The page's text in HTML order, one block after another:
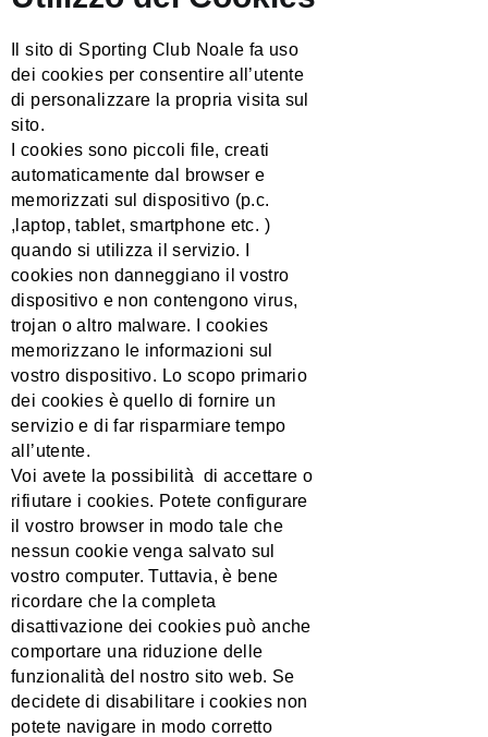
Il sito di Sporting Club Noale fa uso
dei cookies per consentire all’utente
di personalizzare la propria visita sul
sito.
I cookies sono piccoli file, creati
automaticamente dal browser e
memorizzati sul dispositivo (p.c.
,laptop, tablet, smartphone etc. )
quando si utilizza il servizio. I
cookies non danneggiano il vostro
dispositivo e non contengono virus,
trojan o altro malware. I cookies
memorizzano le informazioni sul
vostro dispositivo. Lo scopo primario
dei cookies è quello di fornire un
servizio e di far risparmiare tempo
all’utente.
Voi avete la possibilità di accettare o
rifiutare i cookies. Potete configurare
il vostro browser in modo tale che
nessun cookie venga salvato sul
vostro computer. Tuttavia, è bene
ricordare che la completa
disattivazione dei cookies può anche
comportare una riduzione delle
funzionalità del nostro sito web. Se
decidete di disabilitare i cookies non
potete navigare in modo corretto